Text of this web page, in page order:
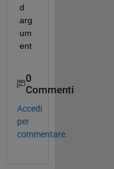
d
arg
um
ent
0
Commenti
Accedi
per
commentare.